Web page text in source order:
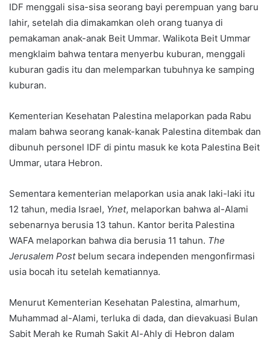
IDF menggali sisa-sisa seorang bayi perempuan yang baru
lahir, setelah dia dimakamkan oleh orang tuanya di
pemakaman anak-anak Beit Ummar. Walikota Beit Ummar
mengklaim bahwa tentara menyerbu kuburan, menggali
kuburan gadis itu dan melemparkan tubuhnya ke samping
kuburan.
Kementerian Kesehatan Palestina melaporkan pada Rabu
malam bahwa seorang kanak-kanak Palestina ditembak dan
dibunuh personel IDF di pintu masuk ke kota Palestina Beit
Ummar, utara Hebron.
Sementara kementerian melaporkan usia anak laki-laki itu
12 tahun, media Israel, Ynet, melaporkan bahwa al-Alami
sebenarnya berusia 13 tahun. Kantor berita Palestina
WAFA melaporkan bahwa dia berusia 11 tahun. The
Jerusalem Postbelum secara independen mengonfirmasi
usia bocah itu setelah kematiannya.
Menurut Kementerian Kesehatan Palestina, almarhum,
Muhammad al-Alami, terluka di dada, dan dievakuasi Bulan
Sabit Merah ke Rumah Sakit Al-Ahly di Hebron dalam